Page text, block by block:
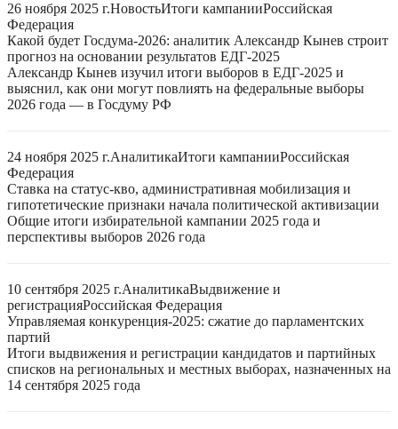
26 ноября 2025 г.НовостьИтоги кампанииРоссийская
Федерация
Какой будет Госдума-2026: аналитик Александр Кынев строит
прогноз на основании результатов ЕДГ-2025
Александр Кынев изучил итоги выборов в ЕДГ-2025 и
выяснил, как они могут повлиять на федеральные выборы
2026 года — в Госдуму РФ
24 ноября 2025 г.АналитикаИтоги кампанииРоссийская
Федерация
Ставка на статус-кво, административная мобилизация и
гипотетические признаки начала политической активизации
Общие итоги избирательной кампании 2025 года и
перспективы выборов 2026 года
10 сентября 2025 г.АналитикаВыдвижение и
регистрацияРоссийская Федерация
Управляемая конкуренция-2025: сжатие до парламентских
партий
Итоги выдвижения и регистрации кандидатов и партийных
списков на региональных и местных выборах, назначенных на
14 сентября 2025 года